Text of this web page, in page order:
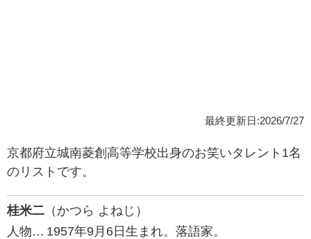
最終更新日:2026/7/27
京都府立城南菱創高等学校出身のお笑いタレント1名
のリストです。
桂米二 （かつら よねじ）
人物… 1957年9月6日生まれ。落語家。